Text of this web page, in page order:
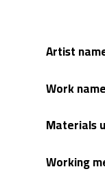
Artist
Work
Materials
Working